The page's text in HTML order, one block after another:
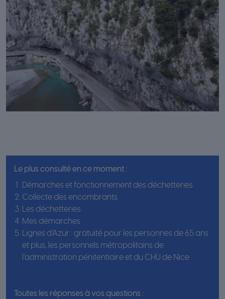
Le plus consulté en ce moment :
Démarches et fonctionnement des déchetteries
Collecte des encombrants
Les déchetteries
Mes démarches
Lignes d’Azur : gratuité pour les personnes de 65 ans
et plus, les personnels métropolitains de
l’administration pénitentiaire et du CHU de Nice
Toutes les réponses à vos questions :